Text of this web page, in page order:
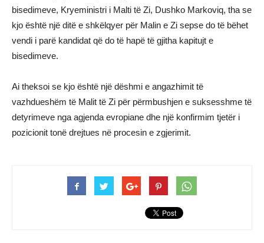
bisedimeve, Kryeministri i Malti të Zi, Dushko Markoviq, tha se
kjo është një ditë e shkëlqyer për Malin e Zi sepse do të bëhet
vendi i parë kandidat që do të hapë të gjitha kapitujt e
bisedimeve.
Ai theksoi se kjo është një dëshmi e angazhimit të
vazhdueshëm të Malit të Zi për përmbushjen e suksesshme të
detyrimeve nga agjenda evropiane dhe një konfirmim tjetër i
pozicionit tonë drejtues në procesin e zgjerimit.